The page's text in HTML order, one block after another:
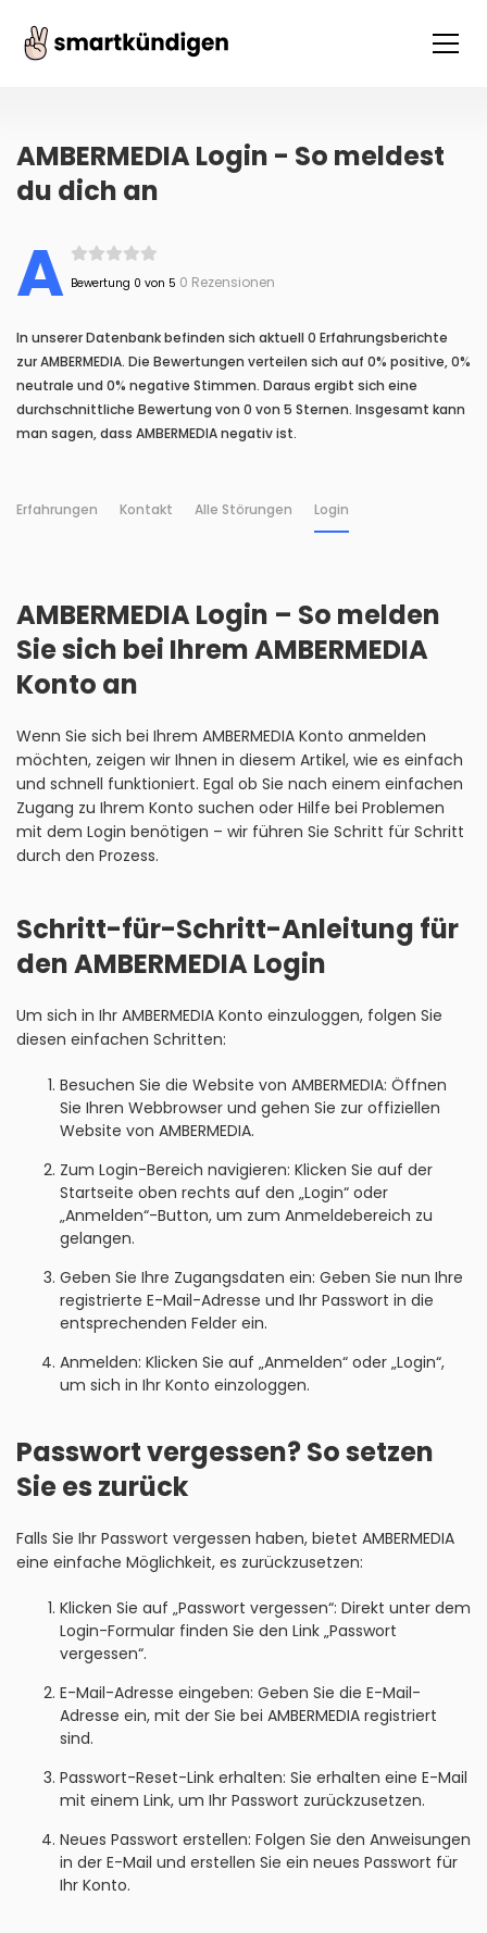
AMBERMEDIA Login - So meldest
du dich an
A Bewertung 0 von 5 0 Rezensionen
In unserer Datenbank befinden sich aktuell 0 Erfahrungsberichte
zur AMBERMEDIA. Die Bewertungen verteilen sich auf 0% positive, 0%
neutrale und 0% negative Stimmen. Daraus ergibt sich eine
durchschnittliche Bewertung von 0 von 5 Sternen. Insgesamt kann
man sagen, dass AMBERMEDIA negativ ist.
Erfahrungen Kontakt Alle Störungen Login
AMBERMEDIA Login – So melden
Sie sich bei Ihrem AMBERMEDIA
Konto an
Wenn Sie sich bei Ihrem AMBERMEDIA Konto anmelden
möchten, zeigen wir Ihnen in diesem Artikel, wie es einfach
und schnell funktioniert. Egal ob Sie nach einem einfachen
Zugang zu Ihrem Konto suchen oder Hilfe bei Problemen
mit dem Login benötigen – wir führen Sie Schritt für Schritt
durch den Prozess.
Schritt-für-Schritt-Anleitung für
den AMBERMEDIA Login
Um sich in Ihr AMBERMEDIA Konto einzuloggen, folgen Sie
diesen einfachen Schritten:
Besuchen Sie die Website von AMBERMEDIA: Öffnen
Sie Ihren Webbrowser und gehen Sie zur offiziellen
Website von AMBERMEDIA.
Zum Login-Bereich navigieren: Klicken Sie auf der
Startseite oben rechts auf den „Login“ oder
„Anmelden“-Button, um zum Anmeldebereich zu
gelangen.
Geben Sie Ihre Zugangsdaten ein: Geben Sie nun Ihre
registrierte E-Mail-Adresse und Ihr Passwort in die
entsprechenden Felder ein.
Anmelden: Klicken Sie auf „Anmelden“ oder „Login“,
um sich in Ihr Konto einzologgen.
Passwort vergessen? So setzen
Sie es zurück
Falls Sie Ihr Passwort vergessen haben, bietet AMBERMEDIA
eine einfache Möglichkeit, es zurückzusetzen:
Klicken Sie auf „Passwort vergessen“: Direkt unter dem
Login-Formular finden Sie den Link „Passwort
vergessen“.
E-Mail-Adresse eingeben: Geben Sie die E-Mail-
Adresse ein, mit der Sie bei AMBERMEDIA registriert
sind.
Passwort-Reset-Link erhalten: Sie erhalten eine E-Mail
mit einem Link, um Ihr Passwort zurückzusetzen.
Neues Passwort erstellen: Folgen Sie den Anweisungen
in der E-Mail und erstellen Sie ein neues Passwort für
Ihr Konto.